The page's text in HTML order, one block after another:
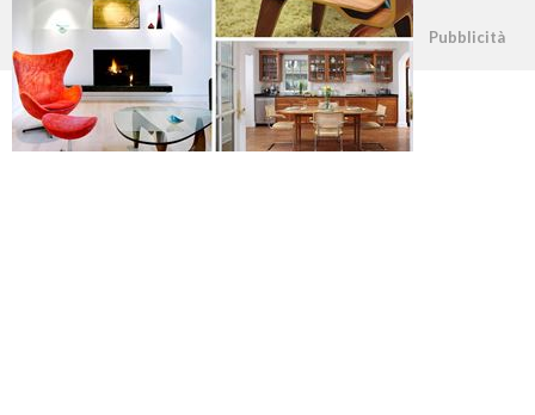
©2026 - casapratica.org - p.iva 03338800984 Pubblicità